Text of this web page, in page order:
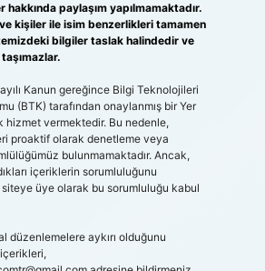
hakkında paylaşım yapılmamaktadır.
kişiler ile isim benzerlikleri tamamen
bilgiler taslak halindedir ve
Kanun gereğince Bilgi Teknolojileri
(BTK) tarafından onaylanmış bir Yer
hizmet vermektedir. Bu nedenle,
proaktif olarak denetleme veya
bulunmamaktadır. Ancak,
içeriklerin sorumluluğunu
siteye üye olarak bu sorumluluğu kabul
düzenlemelere aykırı olduğunu